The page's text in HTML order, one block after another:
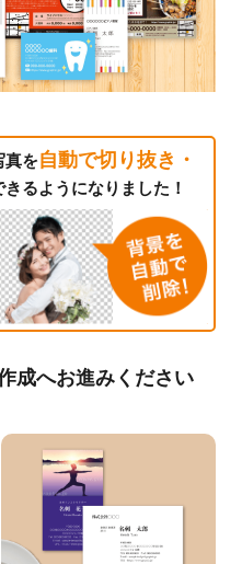
真を自動で切り抜き・
きるようになりました！
成へお進みください